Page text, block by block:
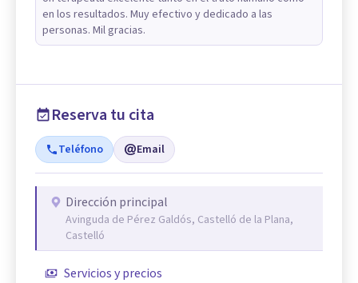
en los resultados. Muy efectivo y dedicado a las
personas. Mil gracias.
Reserva tu cita
Teléfono Email
Dirección principal
Avinguda de Pérez Galdós, Castelló de la Plana,
Castelló
Servicios y precios